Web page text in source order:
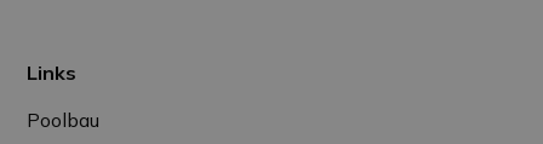
Links
Poolbau